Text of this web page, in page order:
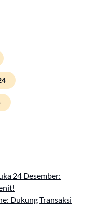
24 Desember:
Dukung Transaksi